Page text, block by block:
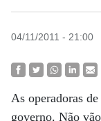
04/11/2011 - 21:00
As operadoras
governo. Não